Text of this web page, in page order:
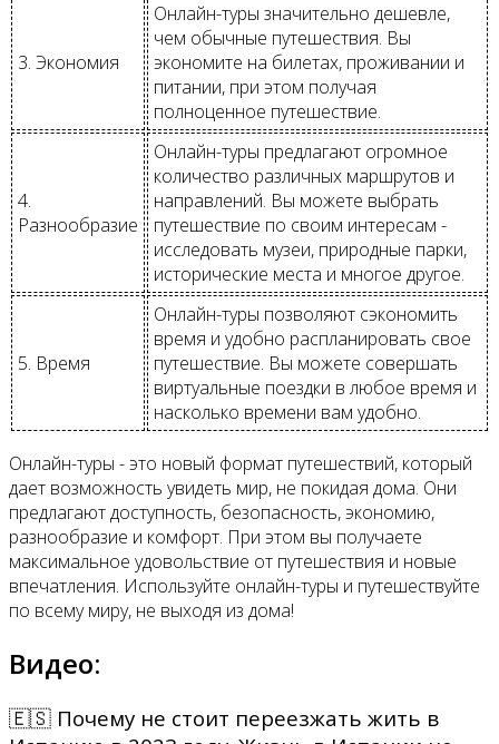
3. Экономия
Онлайн-туры значительно дешевле,
чем обычные путешествия. Вы
экономите на билетах, проживании и
питании, при этом получая
полноценное путешествие.
4.
Разнообразие
Онлайн-туры предлагают огромное
количество различных маршрутов и
направлений. Вы можете выбрать
путешествие по своим интересам -
исследовать музеи, природные парки,
исторические места и многое другое.
5. Время
Онлайн-туры позволяют сэкономить
время и удобно распланировать свое
путешествие. Вы можете совершать
виртуальные поездки в любое время и
насколько времени вам удобно.
Онлайн-туры - это новый формат путешествий, который
дает возможность увидеть мир, не покидая дома. Они
предлагают доступность, безопасность, экономию,
разнообразие и комфорт. При этом вы получаете
максимальное удовольствие от путешествия и новые
впечатления. Используйте онлайн-туры и путешествуйте
по всему миру, не выходя из дома!
Видео:
🇪🇸 Почему не стоит переезжать жить в